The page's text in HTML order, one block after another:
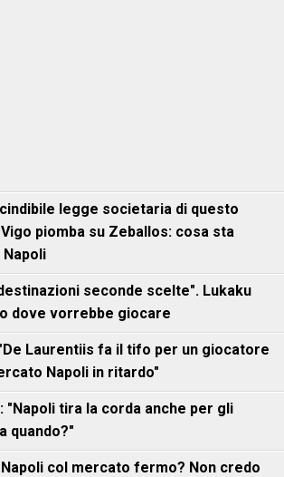
legge societaria di questo
piomba su Zeballos: cosa sta
seconde scelte". Lukaku
dove vorrebbe giocare
Laurentiis fa il tifo per un giocatore
Napoli in ritardo"
"Napoli tira la corda anche per gli
quando?"
col mercato fermo? Non credo